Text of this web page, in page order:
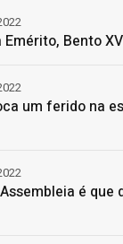
Bento
um ferido na
é que